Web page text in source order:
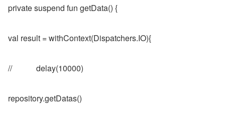
private suspend fun getData() {
val result = withContext(Dispatchers.IO){
//            delay(10000)
repository.getDatas()